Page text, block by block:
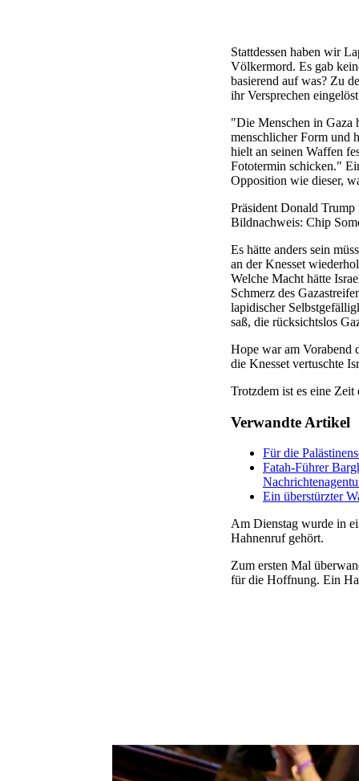
Stattdessen haben wir
Völkermord. Es gab
basierend auf was? Zu
ihr Versprechen
"Die Menschen in Gaza
menschlicher Form und
hielt an seinen Waffen
Fototermin schicken."
Opposition wie dieser,
Präsident Donald
Bildnachweis: Chip
Es hätte anders sein
an der Knesset
Welche Macht hätte
Schmerz des
lapidischer
saß, die rücksichtslos
Hope war am Vorabend
die Knesset vertuschte
Trotzdem ist es eine
Verwandte Artikel
Für die
Fatah-Führer
Ein überstürzter
Am Dienstag wurde in
Hahnenruf gehört.
Zum ersten Mal
für die Hoffnung. Ein